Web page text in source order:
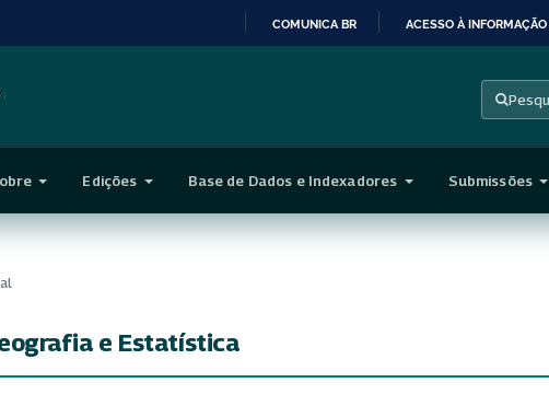
CONTEÚDO
COMUNICA BR ACESSO À INFORMAÇÃO
Edições Base de Dados e Indexadores Submissões
e Estatística